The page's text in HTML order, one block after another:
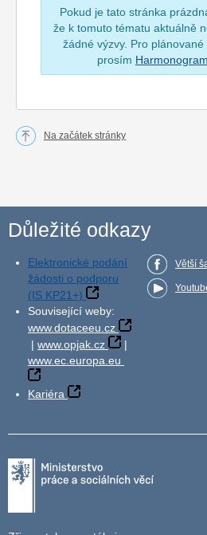
Pokud je tato stránka
že k tomuto tématu aktuálně
žádné výzvy. Pro
prosím
Na začátek stránky
Důležité odkazy
Elektronické podání
žádosti o podporu
(IS KP21+)
Související weby:
www.dotaceeu.cz
| www.opjak.cz
|
www.ec.europa.eu
Kariéra
Větší